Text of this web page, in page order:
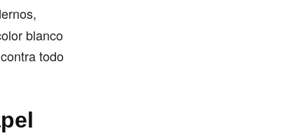
blanco
todo